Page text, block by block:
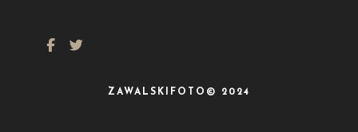
ZAWALSKIFOTO© 2024